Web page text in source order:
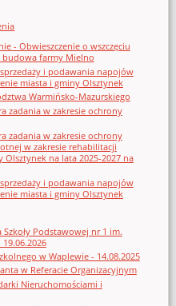
- Obwieszczenie o wszczęciu
farmy Mielno
i podawania napojów
miasta i gminy Olsztynek
Warmińsko-Mazurskiego
zadania w zakresie ochrony
zadania w zakresie ochrony
w zakresie rehabilitacji
Olsztynek na lata 2025-2027 na
i podawania napojów
miasta i gminy Olsztynek
Podstawowej nr 1 im.
w Waplewie - 14.08.2025
w Referacie Organizacyjnym
Nieruchomościami i